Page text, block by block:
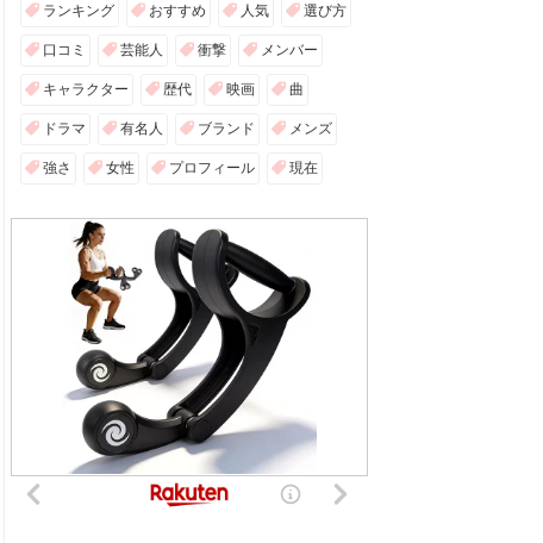
ランキング おすすめ 人気 選び方
口コミ 芸能人 衝撃 メンバー
キャラクター 歴代 映画 曲
ドラマ 有名人 ブランド メンズ
強さ 女性 プロフィール 現在